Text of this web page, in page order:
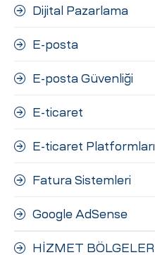
Dijital Pazarlama
E-posta
E-posta Güvenliği
E-ticaret
E-ticaret Platformları
Fatura Sistemleri
Google AdSense
HİZMET BÖLGELERİ